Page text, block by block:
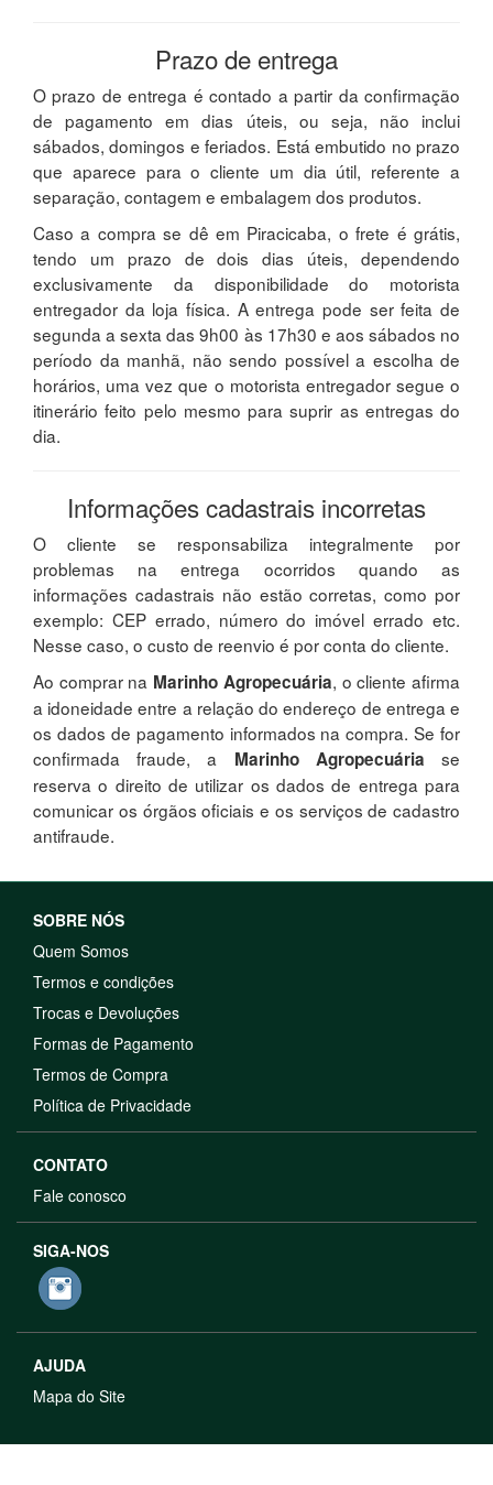
Prazo de entrega
O prazo de entrega é contado a partir da confirmação
de pagamento em dias úteis, ou seja, não inclui
sábados, domingos e feriados. Está embutido no prazo
que aparece para o cliente um dia útil, referente a
separação, contagem e embalagem dos produtos.
Caso a compra se dê em Piracicaba, o frete é grátis,
tendo um prazo de dois dias úteis, dependendo
exclusivamente da disponibilidade do motorista
entregador da loja física. A entrega pode ser feita de
segunda a sexta das 9h00 às 17h30 e aos sábados no
período da manhã, não sendo possível a escolha de
horários, uma vez que o motorista entregador segue o
itinerário feito pelo mesmo para suprir as entregas do
dia.
Informações cadastrais incorretas
O cliente se responsabiliza integralmente por
problemas na entrega ocorridos quando as
informações cadastrais não estão corretas, como por
exemplo: CEP errado, número do imóvel errado etc.
Nesse caso, o custo de reenvio é por conta do cliente.
Ao comprar na Marinho Agropecuária, o cliente afirma
a idoneidade entre a relação do endereço de entrega e
os dados de pagamento informados na compra. Se for
confirmada fraude, a Marinho Agropecuária se
reserva o direito de utilizar os dados de entrega para
comunicar os órgãos oficiais e os serviços de cadastro
antifraude.
SOBRE NÓS
Quem Somos
Termos e condições
Trocas e Devoluções
Formas de Pagamento
Termos de Compra
Política de Privacidade
CONTATO
Fale conosco
SIGA-NOS
AJUDA
Mapa do Site